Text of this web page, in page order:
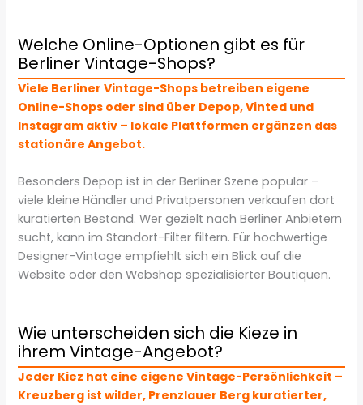
Welche Online-Optionen gibt es für
Berliner Vintage-Shops?
Viele Berliner Vintage-Shops betreiben eigene
Online-Shops oder sind über Depop, Vinted und
Instagram aktiv – lokale Plattformen ergänzen das
stationäre Angebot.
Besonders Depop ist in der Berliner Szene populär –
viele kleine Händler und Privatpersonen verkaufen dort
kuratierten Bestand. Wer gezielt nach Berliner Anbietern
sucht, kann im Standort-Filter filtern. Für hochwertige
Designer-Vintage empfiehlt sich ein Blick auf die
Website oder den Webshop spezialisierter Boutiquen.
Wie unterscheiden sich die Kieze in
ihrem Vintage-Angebot?
Jeder Kiez hat eine eigene Vintage-Persönlichkeit –
Kreuzberg ist wilder, Prenzlauer Berg kuratierter,